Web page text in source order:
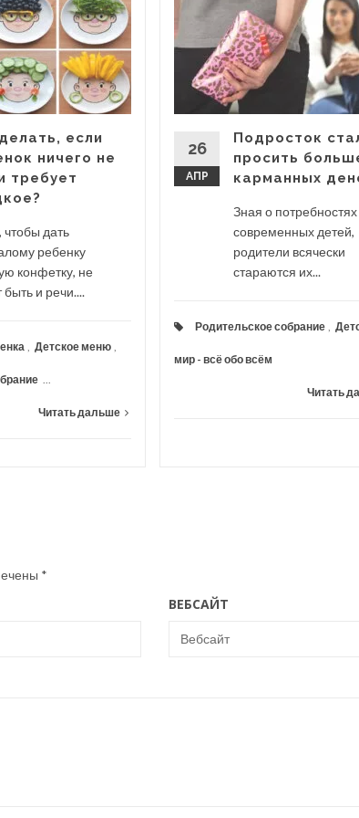
если
ничего не
требует
дать
ребенку
конфетку, не
и речи....
Детское меню
Читать дальше
26
АПР
Подросток
просить
карманных
Зная о потребностях
современных детей,
родители всячески
стараются их...
Родительское собрание
мир - всё обо всём
Читать
*
ВЕБСАЙТ